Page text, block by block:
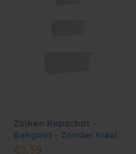
Zinken Kopschot -
Bakgoot - Zonder Kraal
€1,39